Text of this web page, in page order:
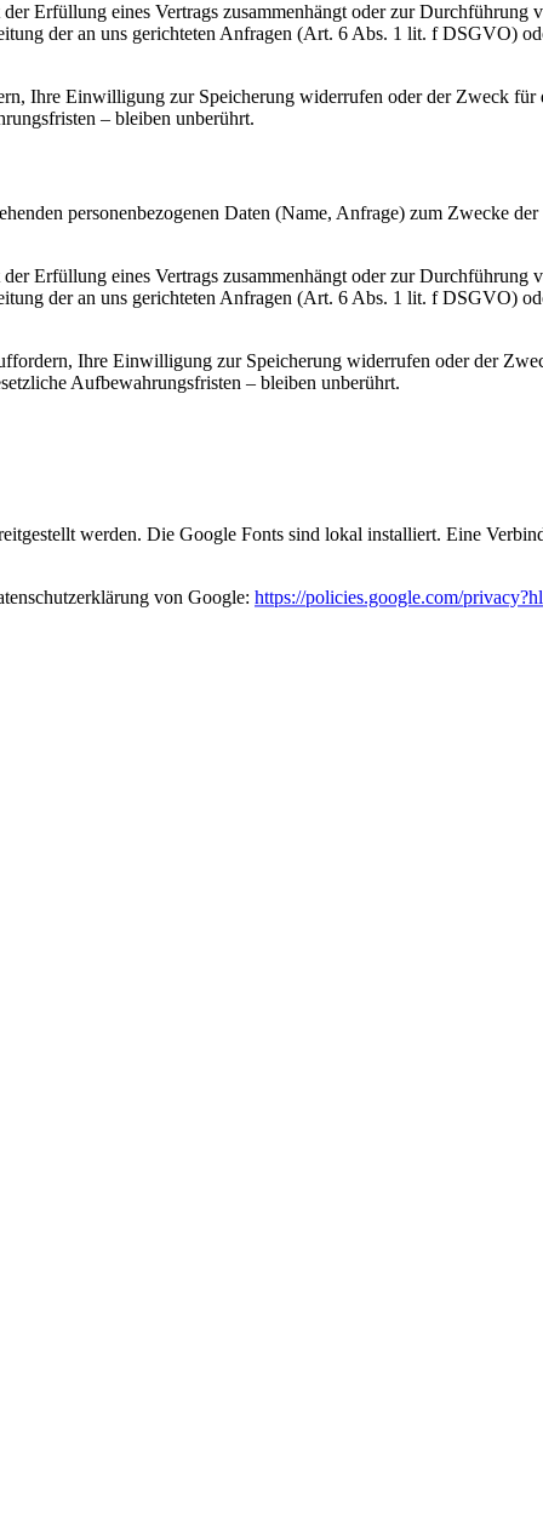
Erfüllung eines Vertrags zusammenhängt oder zur Durchführung
der an uns gerichteten Anfragen (Art. 6 Abs. 1 lit. f DSGVO)
Ihre Einwilligung zur Speicherung widerrufen oder der Zweck für
– bleiben unberührt.
personenbezogenen Daten (Name, Anfrage) zum Zwecke
Erfüllung eines Vertrags zusammenhängt oder zur Durchführung
der an uns gerichteten Anfragen (Art. 6 Abs. 1 lit. f DSGVO)
Ihre Einwilligung zur Speicherung widerrufen oder der
Aufbewahrungsfristen – bleiben unberührt.
werden. Die Google Fonts sind lokal installiert. Eine
von Google: https://policies.google.com/